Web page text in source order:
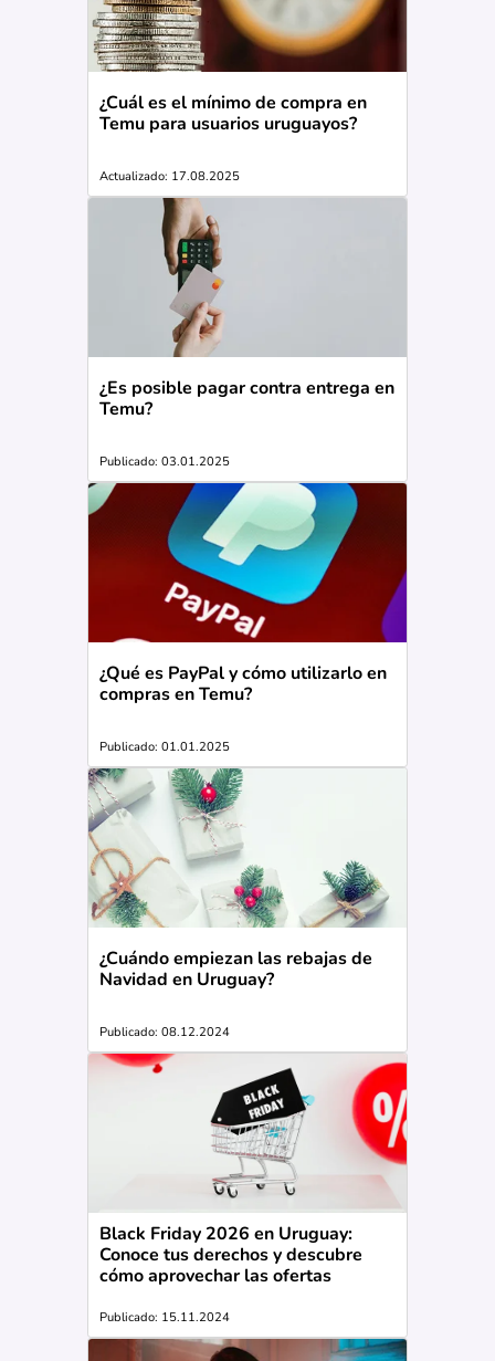
¿Cuál es el mínimo de compra en
Temu para usuarios uruguayos?
Actualizado: 17.08.2025
¿Es posible pagar contra entrega en
Temu?
Publicado: 03.01.2025
¿Qué es PayPal y cómo utilizarlo en
compras en Temu?
Publicado: 01.01.2025
¿Cuándo empiezan las rebajas de
Navidad en Uruguay?
Publicado: 08.12.2024
Black Friday 2026 en Uruguay:
Conoce tus derechos y descubre
cómo aprovechar las ofertas
Publicado: 15.11.2024